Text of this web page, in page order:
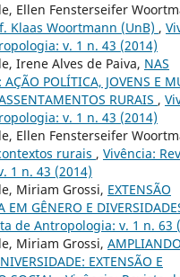
Ellen Fensterseifer
Klaas Woortmann (UnB) ,
v. 1 n. 43 (2014)
Irene Alves de Paiva, NAS
AÇÃO POLÍTICA, JOVENS E
RURAIS ,
v. 1 n. 43 (2014)
Ellen Fensterseifer
rurais , Vivência:
1 n. 43 (2014)
Miriam Grossi, EXTENSÃO
EM GÊNERO E
de Antropologia: v. 1 n. 63
Miriam Grossi,
EXTENSÃO E